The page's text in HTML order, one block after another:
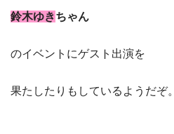
鈴木ゆきちゃん
のイベントにゲスト出演を
果たしたりもしているようだぞ。